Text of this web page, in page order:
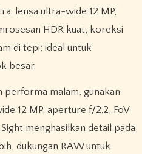
lensa ultra-wide 12 MP,
HDR kuat, koreksi
di tepi; ideal untuk
besar.
malam, gunakan
12 MP, aperture f/2.2, FoV
menghasilkan detail pada
dukungan RAW untuk